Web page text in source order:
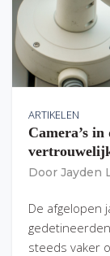
ARTIKELEN
Camera’s
Door Jayden
De afgelopen
steeds vaker